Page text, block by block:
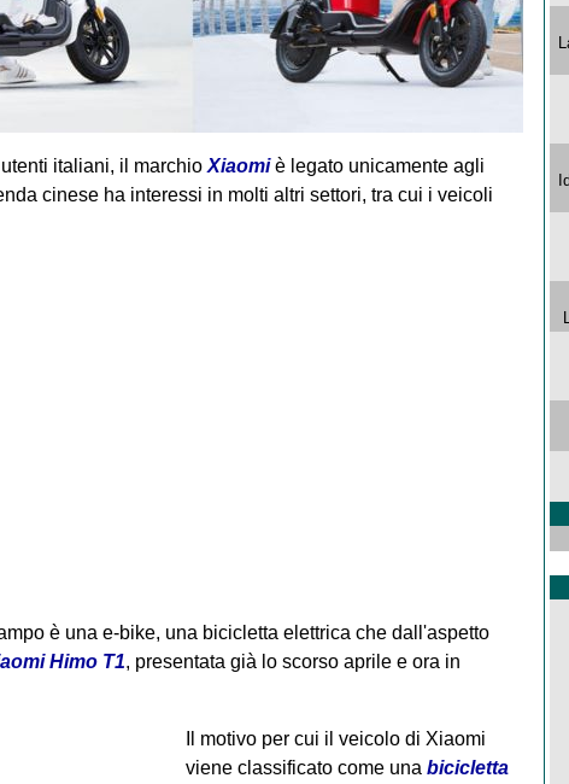
italiani, il marchio Xiaomiè legato unicamente agli
cinese ha interessi in molti altri settori, tra cui i veicoli
è una e-bike, una bicicletta elettrica che dall'aspetto
Himo T1, presentata già lo scorso aprile e ora in
Il motivo per cui il veicolo di Xiaomi
viene classificato come una bicicletta